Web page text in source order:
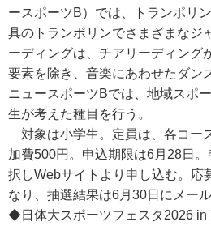
ースポーツB）では、トランポリ
具のトランポリンでさまざまなジ
ーディングは、チアリーディング
要素を除き、音楽にあわせたダン
ニュースポーツBでは、地域スポ
生が考えた種目を行う。
対象は小学生。定員は、各コー
加費500円。申込期限は6月28日
択しWebサイトより申し込む。応
なり、抽選結果は6月30日にメール
◆日体大スポーツフェスタ2026 in